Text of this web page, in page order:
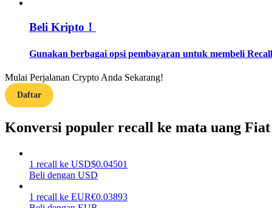
Memandu
Strategi perdagangan
Pelajari cara untuk tetap menghasilkan keuntungan
Beli Kripto！
Gunakan berbagai opsi pembayaran untuk membeli
Mulai Perjalanan Crypto Anda Sekarang!
Daftar
Konversi populer recall ke mata uang Fiat
1 recall ke USD$0.04501
Beli dengan USD
1 recall ke EUR€0.03893